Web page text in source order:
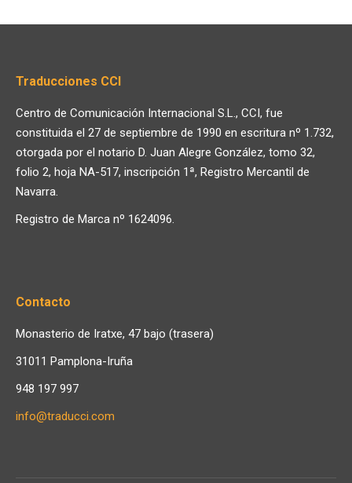
Traducciones CCI
Centro de Comunicación Internacional S.L., CCI, fue
constituida el 27 de septiembre de 1990 en escritura nº 1.732,
otorgada por el notario D. Juan Alegre González, tomo 32,
folio 2, hoja NA-517, inscripción 1ª, Registro Mercantil de
Navarra.
Registro de Marca nº 1624096.
Contacto
Monasterio de Iratxe, 47 bajo (trasera)
31011 Pamplona-Iruña
948 197 997
info@traducci.com